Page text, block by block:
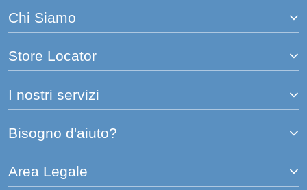
Chi Siamo
Store Locator
I nostri servizi
Bisogno d'aiuto?
Area Legale